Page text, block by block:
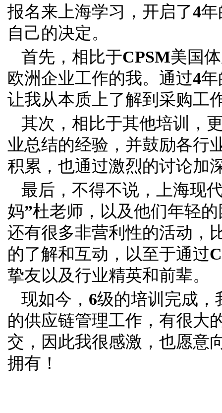
报名来上海学习，开启了4年
自己的决定。
首先，相比于CPSM美国
欧洲企业工作的我。通过4年
让我从本质上了解到采购工
其次，相比于其他培训，
业总结的经验，并鼓励各行
积累，也通过激烈的讨论加
最后，不得不说，上海现
妈”杜老师，以及他们年轻
还有很多非营利性的活动，
的了解和互动，以至于通过
挚友以及行业精英和前辈。
现如今， 6级的培训完成，
的供应链管理工作，有很大
交，因此我很感激，也愿意
拥有！